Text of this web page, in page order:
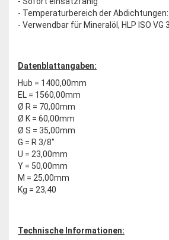
- Temperaturbereich der Abdichtungen:
- Verwendbar für Mineralöl, HLP ISO VG
Datenblattangaben:
Hub = 1400,00mm
EL = 1560,00mm
Ø R = 70,00mm
Ø K = 60,00mm
Ø S = 35,00mm
G = R 3/8"
U = 23,00mm
Y = 50,00mm
M = 25,00mm
Kg = 23,40
Technische Informationen: